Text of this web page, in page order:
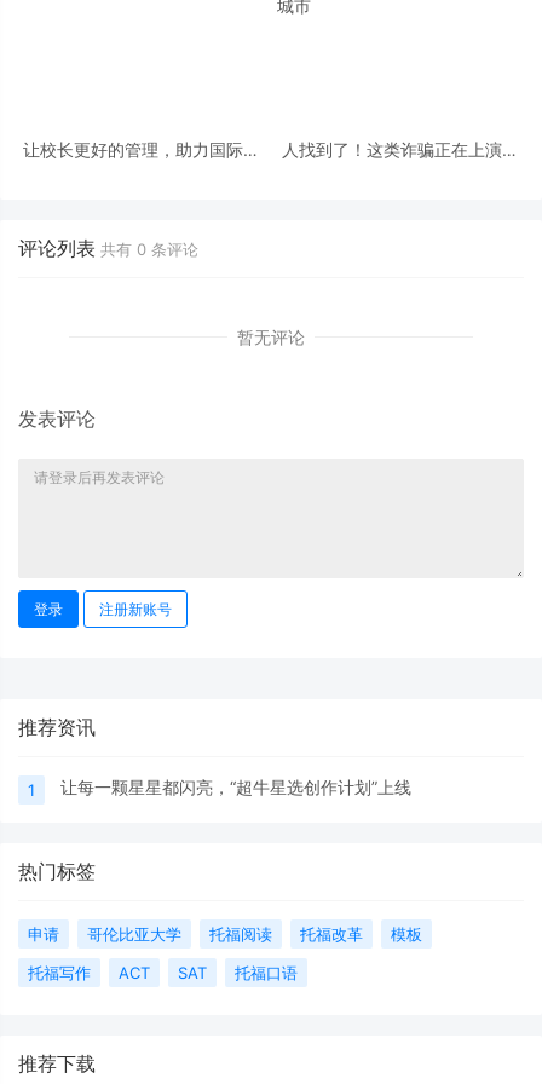
让校长更好的管理，助力国际学
人找到了！这类诈骗正在上演，
评论列表 共有 0 条评论
暂无评论
发表评论
登录 注册新账号
推荐资讯
1 让每一颗星星都闪亮，“超牛星选创作计划”上线
热门标签
申请 哥伦比亚大学 托福阅读 托福改革
模板
托福写作
ACT SAT 托福口语
推荐下载